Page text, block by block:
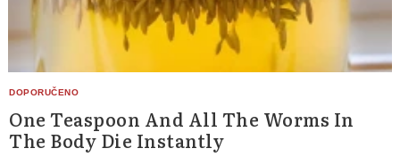
One Teaspoon And All The Worms In
The Body Die Instantly